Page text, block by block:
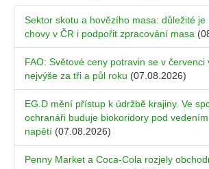
Sektor skotu a hovězího masa: důležité je
chovy v ČR i podpořit zpracování masa
FAO: Světové ceny potravin se v červenci
nejvýše za tři a půl roku (07.08.2026)
EG.D mění přístup k údržbě krajiny. Ve
ochranáři buduje biokoridory pod
napětí (07.08.2026)
Penny Market a Coca-Cola rozjely